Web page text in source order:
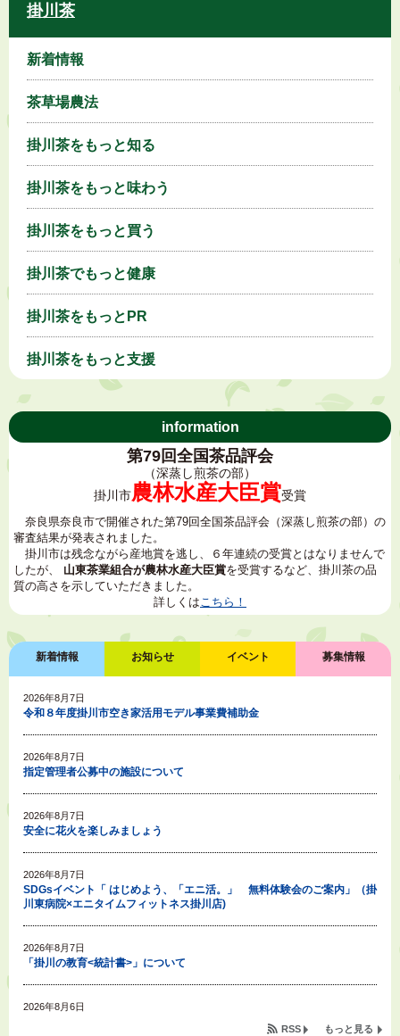
掛川茶
新着情報
茶草場農法
掛川茶をもっと知る
掛川茶をもっと味わう
掛川茶をもっと買う
掛川茶でもっと健康
掛川茶をもっとPR
掛川茶をもっと支援
information
第79回全国茶品評会
（深蒸し煎茶の部）
掛川市農林水産大臣賞受賞
奈良県奈良市で開催された第79回全国茶品評会（深蒸し煎茶の部）の
審査結果が発表されました。
掛川市は残念ながら産地賞を逃し、６年連続の受賞とはなりませんで
したが、 山東茶業組合が農林水産大臣賞を受賞するなど、掛川茶の品
質の高さを示していただきました。
詳しくは こちら！
新着情報 お知らせ イベント 募集情報
2026年8月7日
令和８年度掛川市空き家活用モデル事業費補助金
2026年8月7日
指定管理者公募中の施設について
2026年8月7日
安全に花火を楽しみましょう
2026年8月7日
SDGsイベント「 はじめよう、「エニ活。」 無料体験会のご案内」（掛
川東病院×エニタイムフィットネス掛川店)
2026年8月7日
「掛川の教育<統計書>」について
2026年8月6日
令和８年度公民館等（大東北公民館、大須賀中央公民館）講座のお知らせ
もっと見る
RSS